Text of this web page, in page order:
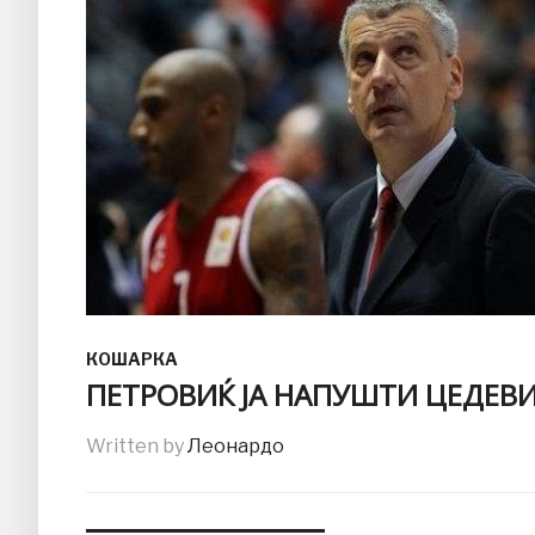
КОШАРКА
ПЕТРОВИЌ ЈА НАПУШТИ
Written byЛеонардо